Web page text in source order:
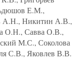
Е.М.,
А.Н., Никитин А.В.,
О.Н., Савва О.В.,
М.С., Соколова
С.В., Яковлев В.В.